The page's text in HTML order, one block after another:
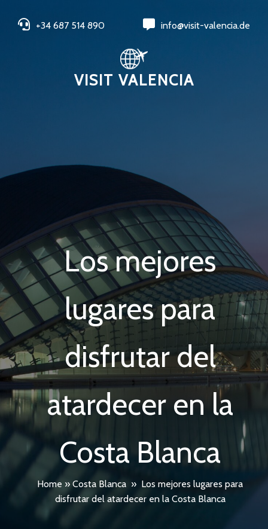
+34 687 514 890 info@visit-valencia.de
VISIT VALENCIA
Los mejores
lugares para
disfrutar del
atardecer en la
Costa Blanca
Home » Costa Blanca » Los mejores lugares para
disfrutar del atardecer en la Costa Blanca